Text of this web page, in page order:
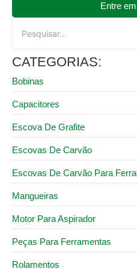
Entre
CATEGORIAS:
Bobinas
Capacitores
Escova De Grafite
Escovas De Carvão
Escovas De Carvão Para
Mangueiras
Motor Para Aspirador
Peças Para Ferramentas
Rolamentos